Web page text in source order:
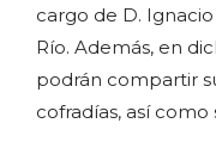
cargo de D.
Río. Además, en
podrán compartir
cofradías, así como